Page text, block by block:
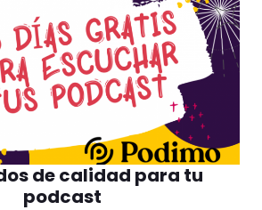
de calidad para tu
podcast